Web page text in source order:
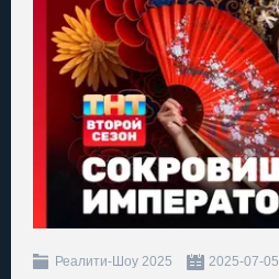
Реалити-Шоу 2025 2025-07-05